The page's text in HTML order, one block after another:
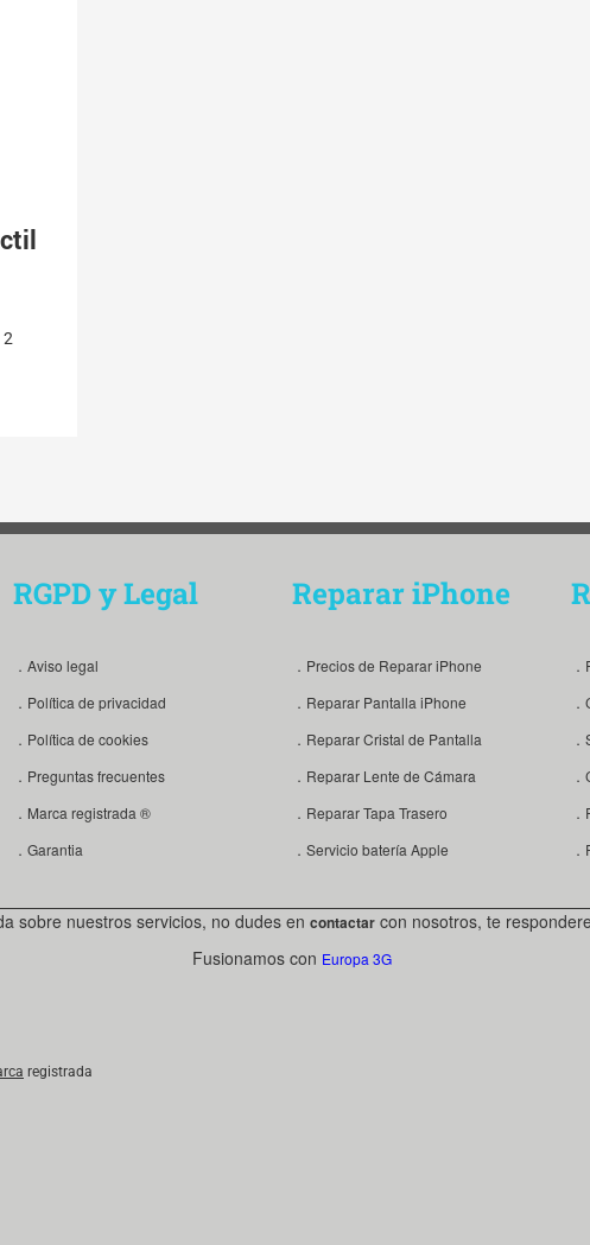
RGPD y Legal
．Aviso legal
．Política de privacidad
．Política de cookies
．Preguntas frecuentes
．Marca registrada ®
．Garantia
Reparar iPhone
．Precios de Reparar iPhone
．Reparar Pantalla iPhone
．Reparar Cristal de Pantalla
．Reparar Lente de Cámara
．Reparar Tapa Trasero
．Servicio batería Apple
sobre nuestros servicios, no dudes en contactarcon nosotros, te
Fusionamos con Europa 3G
registrada